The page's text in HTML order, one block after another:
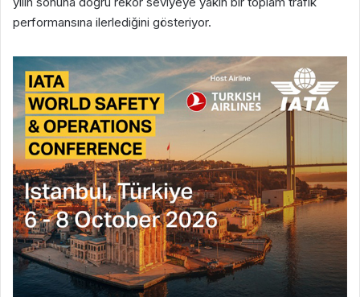
performansına ilerlediğini gösteriyor.